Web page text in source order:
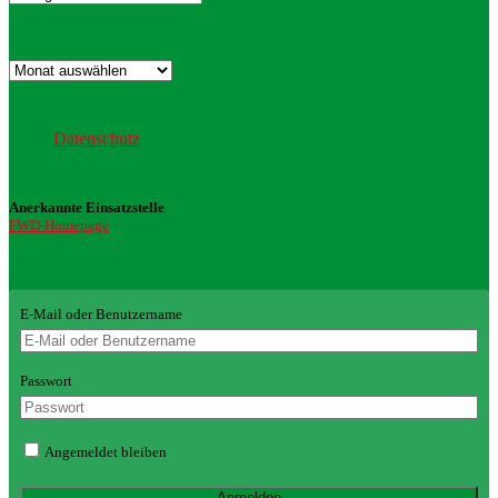
Archiv
Datenschutz
Anerkannte Einsatzstelle
FWD-Homepage
E-Mail oder Benutzername
Passwort
Angemeldet bleiben